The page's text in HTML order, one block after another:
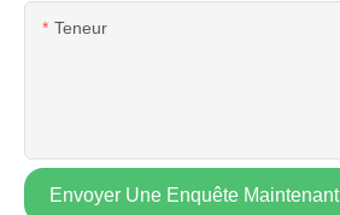
Teneur
Envoyer Une Enquête Maintenant